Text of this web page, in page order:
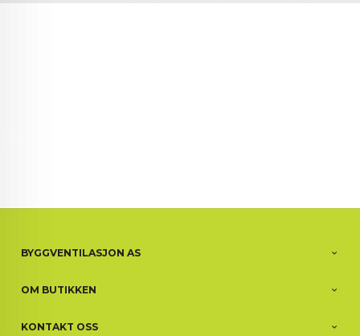
BYGGVENTILASJON AS
OM BUTIKKEN
KONTAKT OSS